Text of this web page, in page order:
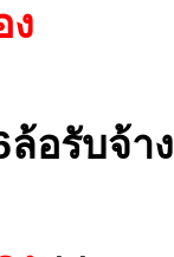
ง
อรับจ้าง